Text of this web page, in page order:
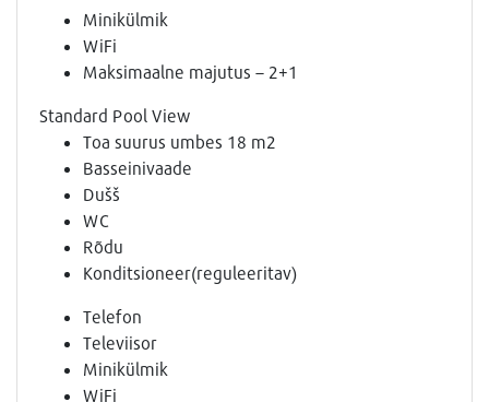
Minikülmik
WiFi
Maksimaalne majutus – 2+1
Standard Pool View
Toa suurus umbes 18 m2
Basseinivaade
Dušš
WC
Rõdu
Konditsioneer(reguleeritav)
Telefon
Televiisor
Minikülmik
WiFi